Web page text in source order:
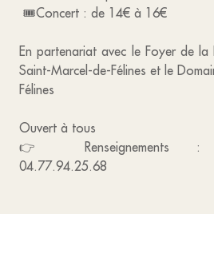
🎟️Concert : de 14€ à 16€
En partenariat avec le Foyer de la
Saint-Marcel-de-Félines et le
Félines
Ouvert à tous
👉 Renseignements :
04.77.94.25.68